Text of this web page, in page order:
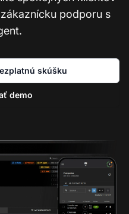
podporu s
skúšku
demo